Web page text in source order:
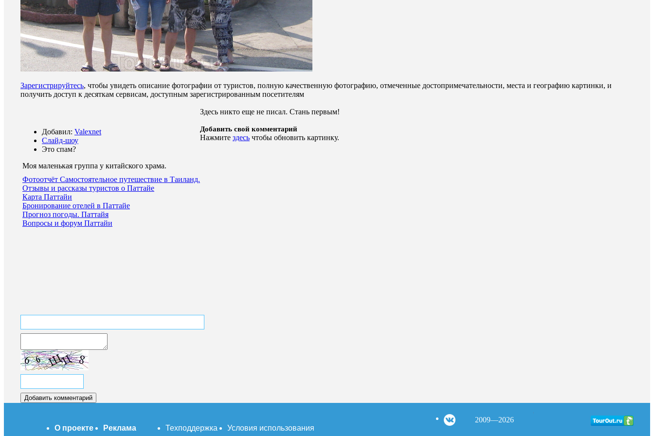
Зарегистрируйтесь, чтобы увидеть описание фотографии от туристов, полную качественную фотографию, отмеченные достопримечательности, места и географию картинки, и
получить доступ к десяткам сервисам, доступным зарегистрированным посетителям
Добавил: Valexnet
Слайд-шоу
Это спам?
Моя маленькая группа у китайского храма.
Фотоотчёт Самостоятельное путешествие в Таиланд.
Отзывы и рассказы туристов о Паттайе
Карта Паттайи
Бронирование отелей в Паттайе
Прогноз погоды. Паттайя
Вопросы и форум Паттайи
Здесь никто еще не писал. Стань первым!
Добавить свой комментарий
Нажмите здесь чтобы обновить картинку.
О проекте Реклама Техподдержка Условия использования
2009—2026